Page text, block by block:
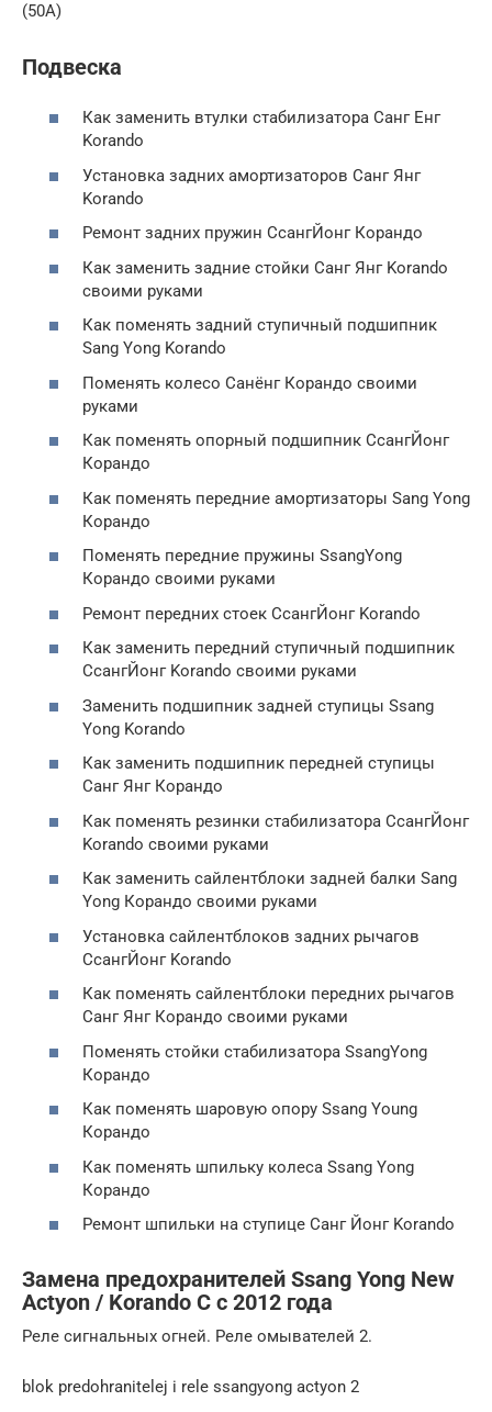
(50A)
Подвеска
Как заменить втулки стабилизатора Санг Енг
Korando
Установка задних амортизаторов Санг Янг
Korando
Ремонт задних пружин СсангЙонг Корандо
Как заменить задние стойки Санг Янг Korando
своими руками
Как поменять задний ступичный подшипник
Sang Yong Korando
Поменять колесо Санёнг Корандо своими
руками
Как поменять опорный подшипник СсангЙонг
Корандо
Как поменять передние амортизаторы Sang Yong
Корандо
Поменять передние пружины SsangYong
Корандо своими руками
Ремонт передних стоек СсангЙонг Korando
Как заменить передний ступичный подшипник
СсангЙонг Korando своими руками
Заменить подшипник задней ступицы Ssang
Yong Korando
Как заменить подшипник передней ступицы
Санг Янг Корандо
Как поменять резинки стабилизатора СсангЙонг
Korando своими руками
Как заменить сайлентблоки задней балки Sang
Yong Корандо своими руками
Установка сайлентблоков задних рычагов
СсангЙонг Korando
Как поменять сайлентблоки передних рычагов
Санг Янг Корандо своими руками
Поменять стойки стабилизатора SsangYong
Корандо
Как поменять шаровую опору Ssang Young
Корандо
Как поменять шпильку колеса Ssang Yong
Корандо
Ремонт шпильки на ступице Санг Йонг Korando
Замена предохранителей Ssang Yong New
Actyon / Korando C с 2012 года
Реле сигнальных огней. Реле омывателей 2.
blok predohranitelej i rele ssangyong actyon 2